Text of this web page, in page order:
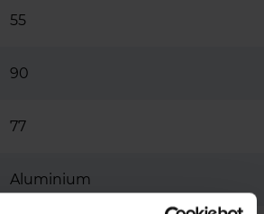
55
90
77
Aluminium